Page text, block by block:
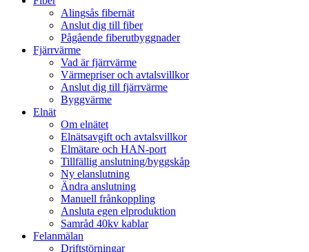
Alingsås fibernät
Anslut dig till fiber
Pågående fiberutbyggnader
Fjärrvärme
Vad är fjärrvärme
Värmepriser och avtalsvillkor
Anslut dig till fjärrvärme
Byggvärme
Elnät
Om elnätet
Elnätsavgift och avtalsvillkor
Elmätare och HAN-port
Tillfällig anslutning/byggskåp
Ny elanslutning
Ändra anslutning
Manuell frånkoppling
Ansluta egen elproduktion
Samråd 40kv kablar
Felanmälan
Driftstörningar